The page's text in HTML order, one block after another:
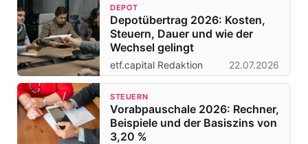
DEPOT
Depotübertrag 2026: Kosten,
Steuern, Dauer und wie der
Wechsel gelingt
etf.capital Redaktion 22.07.2026
STEUERN
Vorabpauschale 2026: Rechner,
Beispiele und der Basiszins von
3,20 %